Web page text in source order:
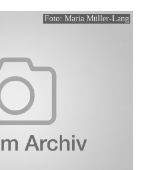
Foto: Maria Müller-Lang